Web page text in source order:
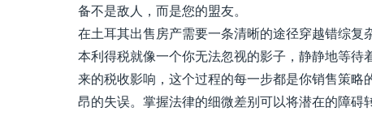
备不是敌人，而是您的盟友。
在土耳其出售房产需要一条清晰的途径穿越错综
本利得税就像一个你无法忽视的影子，静静地等
来的税收影响，这个过程的每一步都是你销售策
昂的失误。掌握法律的细微差别可以将潜在的障